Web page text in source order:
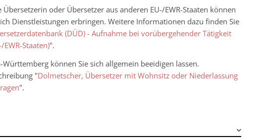
oder Übersetzer aus anderen EU-/EWR-Staaten können
Dienstleistungen erbringen. Weitere Informationen dazu finden Sie
(DÜD) - Aufnahme bei vorübergehender Tätigkeit
Staaten)".
können Sie sich allgemein beeidigen lassen.
"Dolmetscher, Übersetzer mit Wohnsitz oder Niederlassung
".